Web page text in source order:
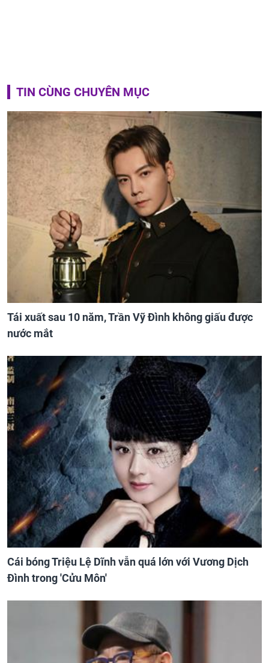
TIN CÙNG CHUYÊN MỤC
Tái xuất sau 10 năm, Trần Vỹ Đình không giấu được
nước mắt
Cái bóng Triệu Lệ Dĩnh vẫn quá lớn với Vương Dịch
Đình trong 'Cửu Môn'